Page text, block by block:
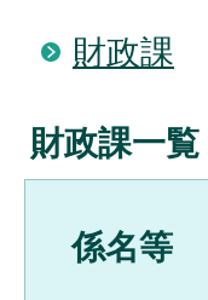
財政課
財政課一覧
係名等